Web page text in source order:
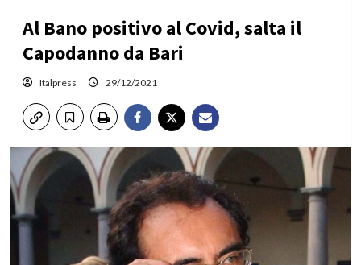
Al Bano positivo al Covid, salta il
Capodanno da Bari
Italpress 29/12/2021